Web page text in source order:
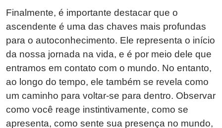
Finalmente, é importante destacar que o
ascendente é uma das chaves mais profundas
para o autoconhecimento. Ele representa o início
da nossa jornada na vida, e é por meio dele que
entramos em contato com o mundo. No entanto,
ao longo do tempo, ele também se revela como
um caminho para voltar-se para dentro. Observar
como você reage instintivamente, como se
apresenta, como sente sua presença no mundo,